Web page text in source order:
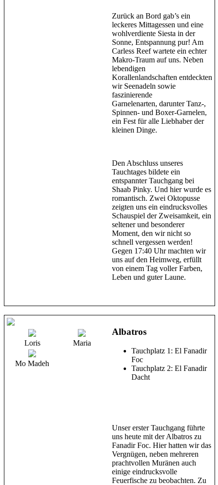
Zurück an Bord gab’s ein
leckeres Mittagessen und eine
wohlverdiente Siesta in der
Sonne, Entspannung pur! Am
Carless Reef wartete ein echter
Makro-Traum auf uns. Neben
lebendigen
Korallenlandschaften entdeckten
wir Seenadeln sowie
faszinierende
Garnelenarten, darunter Tanz-,
Spinnen- und Boxer-Garnelen,
ein Fest für alle Liebhaber der
kleinen Dinge.
Den Abschluss unseres
Tauchtages bildete ein
entspannter Tauchgang bei
Shaab Pinky. Und hier wurde es
romantisch. Zwei Oktopusse
zeigten uns ein eindrucksvolles
Schauspiel der Zweisamkeit, ein
seltener und besonderer
Moment, den wir nicht so
schnell vergessen werden!
Gegen 17:40 Uhr machten wir
uns auf den Heimweg, erfüllt
von einem Tag voller Farben,
Leben und guter Laune.
Loris Maria
Mo Madeh
Albatros
Tauchplatz 1: El Fanadir
Foc
Tauchplatz 2: El Fanadir
Dacht
Unser erster Tauchgang führte
uns heute mit der Albatros zu
Fanadir Foc. Hier hatten wir das
Vergnügen, neben mehreren
prachtvollen Muränen auch
einige eindrucksvolle
Feuerfische zu beobachten. Zu